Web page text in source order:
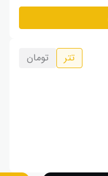
تتر تومان